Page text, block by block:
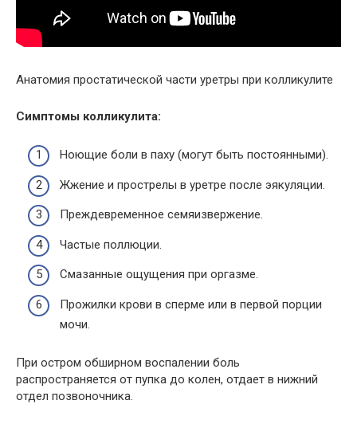
Анатомия простатической части уретры при колликулите
Симптомы колликулита:
Ноющие боли в паху (могут быть постоянными).
Жжение и прострелы в уретре после эякуляции.
Преждевременное семяизвержение.
Частые поллюции.
Смазанные ощущения при оргазме.
Прожилки крови в сперме или в первой порции
мочи.
При остром обширном воспалении боль
распространяется от пупка до колен, отдает в нижний
отдел позвоночника.